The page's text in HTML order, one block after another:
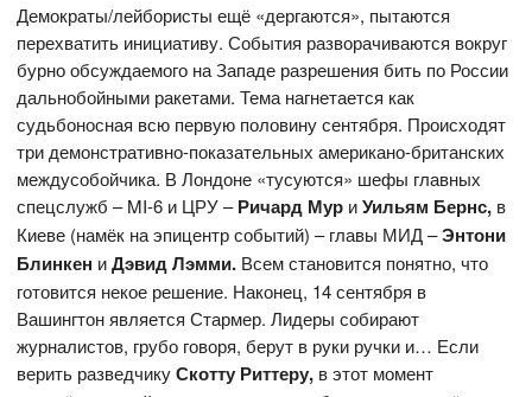
Демократы/лейбористы ещё «дергаются», пытаются
перехватить инициативу. События разворачиваются вокруг
бурно обсуждаемого на Западе разрешения бить по России
дальнобойными ракетами. Тема нагнетается как
судьбоносная всю первую половину сентября. Происходят
три демонстративно-показательных американо-британских
междусобойчика. В Лондоне «тусуются» шефы главных
спецслужб – MI-6 и ЦРУ –Ричард Мур иУильям Бернс, в
Киеве (намёк на эпицентр событий) – главы МИД –Энтони
Блинкен иДэвид Лэмми. Всем становится понятно, что
готовится некое решение. Наконец, 14 сентября в
Вашингтон является Стармер. Лидеры собирают
журналистов, грубо говоря, берут в руки ручки и… Если
верить разведчикуСкотту Риттеру, в этот момент